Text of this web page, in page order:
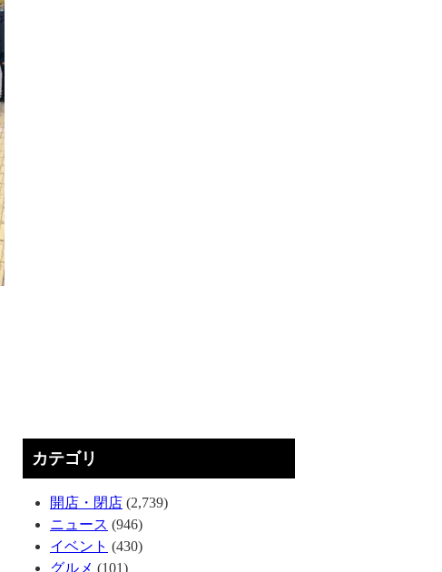
カテゴリ
開店・閉店 (2,739)
ニュース (946)
イベント (430)
グルメ (101)